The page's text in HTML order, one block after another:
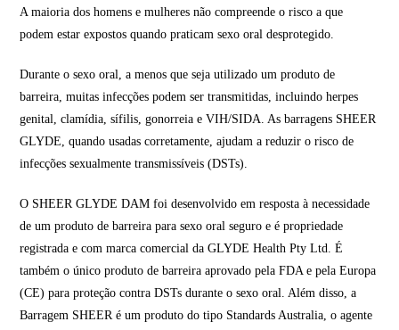
A maioria dos homens e mulheres não compreende o risco a que
podem estar expostos quando praticam sexo oral desprotegido.
Durante o sexo oral, a menos que seja utilizado um produto de
barreira, muitas infecções podem ser transmitidas, incluindo herpes
genital, clamídia, sífilis, gonorreia e VIH/SIDA. As barragens SHEER
GLYDE, quando usadas corretamente, ajudam a reduzir o risco de
infecções sexualmente transmissíveis (DSTs).
O SHEER GLYDE DAM foi desenvolvido em resposta à necessidade
de um produto de barreira para sexo oral seguro e é propriedade
registrada e com marca comercial da GLYDE Health Pty Ltd. É
também o único produto de barreira aprovado pela FDA e pela Europa
(CE) para proteção contra DSTs durante o sexo oral. Além disso, a
Barragem SHEER é um produto do tipo Standards Australia, o agente